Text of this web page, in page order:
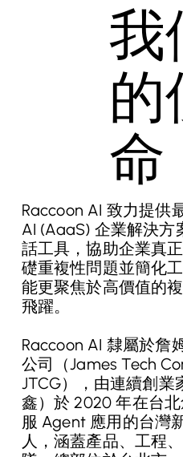
我
的
命
Raccoon AI 致力提供
AI (AaaS) 企業解決
話工具，協助企業真
礎重複性問題並簡化
能更聚焦於高價值的
飛躍。
Raccoon AI 隸屬於詹
公司（James Tech
JTCG），由連續創業
鑫）於 2020 年在台
服 Agent 應用的台灣
人，涵蓋產品、工程